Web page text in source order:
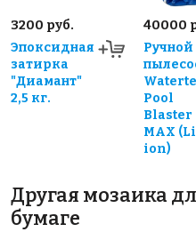
3200 руб.
Эпоксидная
затирка
"Диамант"
2,5 кг.
40000
Ручной
Pool
Blaster
MAX
ion)
Другая мозаика
бумаге